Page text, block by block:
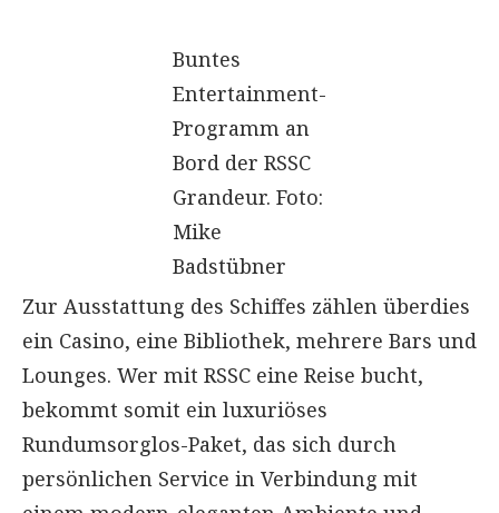
Buntes
Entertainment-
Programm an
Bord der RSSC
Grandeur. Foto:
Mike
Badstübner
Zur Ausstattung des Schiffes zählen überdies
ein Casino, eine Bibliothek, mehrere Bars und
Lounges. Wer mit RSSC eine Reise bucht,
bekommt somit ein luxuriöses
Rundumsorglos-Paket, das sich durch
persönlichen Service in Verbindung mit